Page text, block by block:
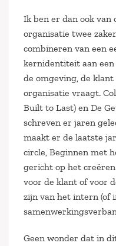
Ik ben er dan ook
organisatie twee
combineren van een
kernidentiteit aan
de omgeving, de
organisatie vraagt.
Built to Last) en De
schreven er jaren
maakt er de laatste
circle, Beginnen met
gericht op het
voor de klant of voor
zijn van het intern (of
Geen wonder dat in